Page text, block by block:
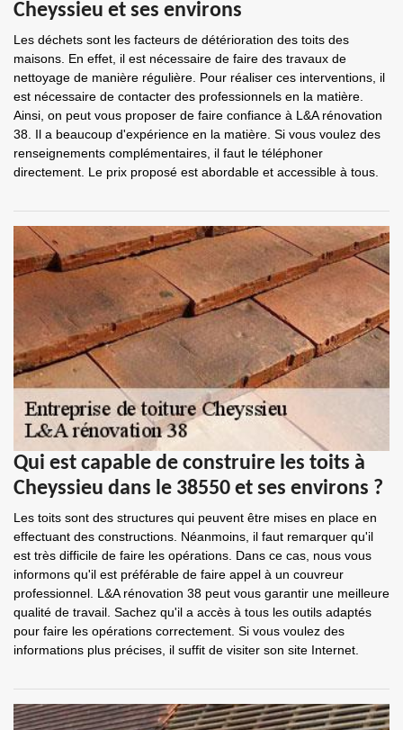
Cheyssieu et ses environs
Les déchets sont les facteurs de détérioration des toits des
maisons. En effet, il est nécessaire de faire des travaux de
nettoyage de manière régulière. Pour réaliser ces interventions, il
est nécessaire de contacter des professionnels en la matière.
Ainsi, on peut vous proposer de faire confiance à L&A rénovation
38. Il a beaucoup d'expérience en la matière. Si vous voulez des
renseignements complémentaires, il faut le téléphoner
directement. Le prix proposé est abordable et accessible à tous.
Qui est capable de construire les toits à
Cheyssieu dans le 38550 et ses environs ?
Les toits sont des structures qui peuvent être mises en place en
effectuant des constructions. Néanmoins, il faut remarquer qu'il
est très difficile de faire les opérations. Dans ce cas, nous vous
informons qu'il est préférable de faire appel à un couvreur
professionnel. L&A rénovation 38 peut vous garantir une meilleure
qualité de travail. Sachez qu'il a accès à tous les outils adaptés
pour faire les opérations correctement. Si vous voulez des
informations plus précises, il suffit de visiter son site Internet.